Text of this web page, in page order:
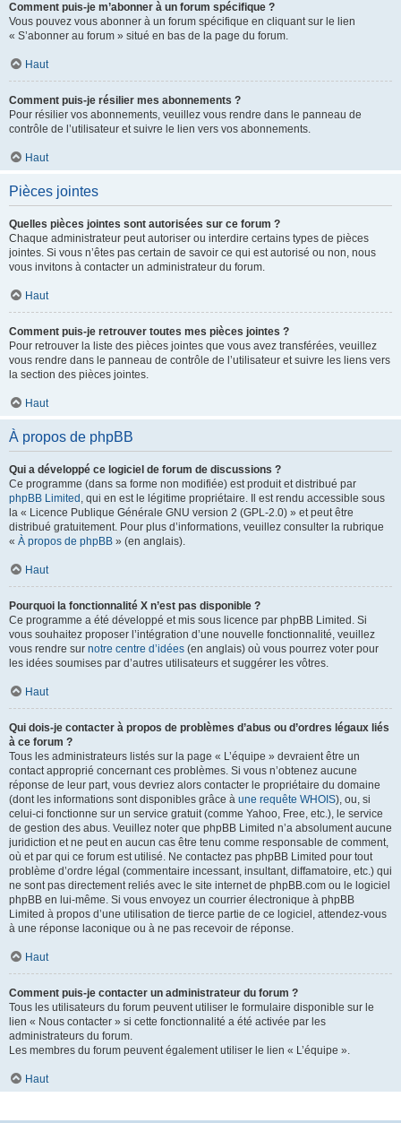
Comment puis-je m’abonner à un forum spécifique ?
Vous pouvez vous abonner à un forum spécifique en cliquant sur le lien
« S’abonner au forum » situé en bas de la page du forum.
Haut
Comment puis-je résilier mes abonnements ?
Pour résilier vos abonnements, veuillez vous rendre dans le panneau de
contrôle de l’utilisateur et suivre le lien vers vos abonnements.
Haut
Pièces jointes
Quelles pièces jointes sont autorisées sur ce forum ?
Chaque administrateur peut autoriser ou interdire certains types de pièces
jointes. Si vous n’êtes pas certain de savoir ce qui est autorisé ou non, nous
vous invitons à contacter un administrateur du forum.
Haut
Comment puis-je retrouver toutes mes pièces jointes ?
Pour retrouver la liste des pièces jointes que vous avez transférées, veuillez
vous rendre dans le panneau de contrôle de l’utilisateur et suivre les liens vers
la section des pièces jointes.
Haut
À propos de phpBB
Qui a développé ce logiciel de forum de discussions ?
Ce programme (dans sa forme non modifiée) est produit et distribué par
phpBB Limited , qui en est le légitime propriétaire. Il est rendu accessible sous
la « Licence Publique Générale GNU version 2 (GPL-2.0) » et peut être
distribué gratuitement. Pour plus d’informations, veuillez consulter la rubrique
« À propos de phpBB » (en anglais).
Haut
Pourquoi la fonctionnalité X n’est pas disponible ?
Ce programme a été développé et mis sous licence par phpBB Limited. Si
vous souhaitez proposer l’intégration d’une nouvelle fonctionnalité, veuillez
vous rendre sur notre centre d’idées (en anglais) où vous pourrez voter pour
les idées soumises par d’autres utilisateurs et suggérer les vôtres.
Haut
Qui dois-je contacter à propos de problèmes d’abus ou d’ordres légaux liés
à ce forum ?
Tous les administrateurs listés sur la page « L’équipe » devraient être un
contact approprié concernant ces problèmes. Si vous n’obtenez aucune
réponse de leur part, vous devriez alors contacter le propriétaire du domaine
(dont les informations sont disponibles grâce à une requête WHOIS), ou, si
celui-ci fonctionne sur un service gratuit (comme Yahoo, Free, etc.), le service
de gestion des abus. Veuillez noter que phpBB Limited n’a absolument aucune
juridiction et ne peut en aucun cas être tenu comme responsable de comment,
où et par qui ce forum est utilisé. Ne contactez pas phpBB Limited pour tout
problème d’ordre légal (commentaire incessant, insultant, diffamatoire, etc.) qui
ne sont pas directement reliés avec le site internet de phpBB.com ou le logiciel
phpBB en lui-même. Si vous envoyez un courrier électronique à phpBB
Limited à propos d’une utilisation de tierce partie de ce logiciel, attendez-vous
à une réponse laconique ou à ne pas recevoir de réponse.
Haut
Comment puis-je contacter un administrateur du forum ?
Tous les utilisateurs du forum peuvent utiliser le formulaire disponible sur le
lien « Nous contacter » si cette fonctionnalité a été activée par les
administrateurs du forum.
Les membres du forum peuvent également utiliser le lien « L’équipe ».
Haut